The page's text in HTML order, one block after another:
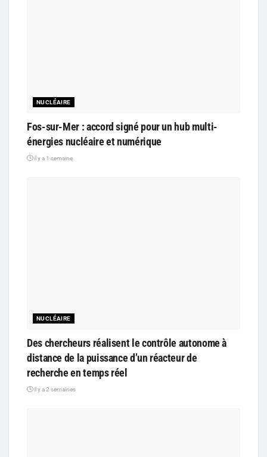
NUCLÉAIRE
Fos-sur-Mer : accord signé pour un hub multi-
énergies nucléaire et numérique
il y a 1 semaine
NUCLÉAIRE
Des chercheurs réalisent le contrôle autonome à
distance de la puissance d’un réacteur de
recherche en temps réel
il y a 2 semaines